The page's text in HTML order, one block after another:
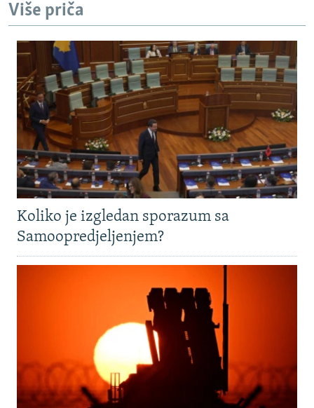
Više priča
Koliko je izgledan sporazum sa
Samoopredjeljenjem?